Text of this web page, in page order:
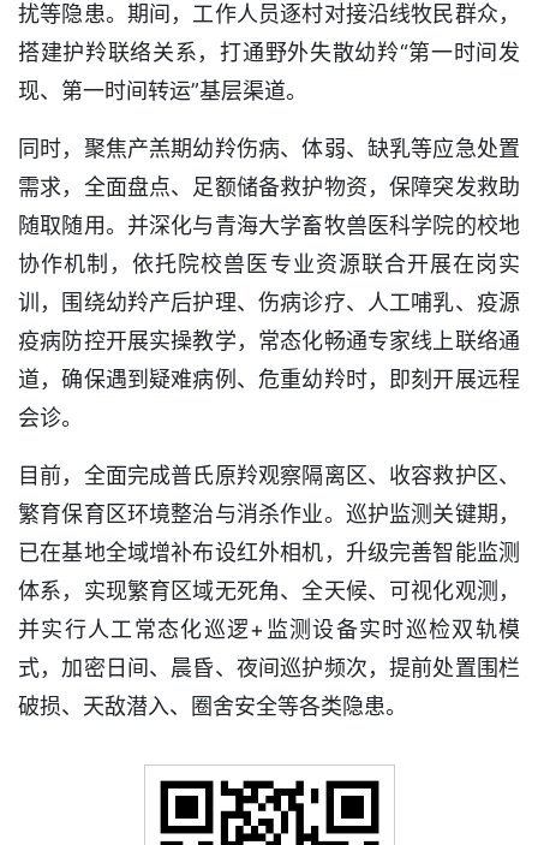
扰等隐患。期间，工作人员逐村对接沿线牧民群众，
搭建护羚联络关系，打通野外失散幼羚“第一时间发
现、第一时间转运”基层渠道。
同时，聚焦产羔期幼羚伤病、体弱、缺乳等应急处置
需求，全面盘点、足额储备救护物资，保障突发救助
随取随用。并深化与青海大学畜牧兽医科学院的校地
协作机制，依托院校兽医专业资源联合开展在岗实
训，围绕幼羚产后护理、伤病诊疗、人工哺乳、疫源
疫病防控开展实操教学，常态化畅通专家线上联络通
道，确保遇到疑难病例、危重幼羚时，即刻开展远程
会诊。
目前，全面完成普氏原羚观察隔离区、收容救护区、
繁育保育区环境整治与消杀作业。巡护监测关键期，
已在基地全域增补布设红外相机，升级完善智能监测
体系，实现繁育区域无死角、全天候、可视化观测，
并实行人工常态化巡逻+监测设备实时巡检双轨模
式，加密日间、晨昏、夜间巡护频次，提前处置围栏
破损、天敌潜入、圈舍安全等各类隐患。